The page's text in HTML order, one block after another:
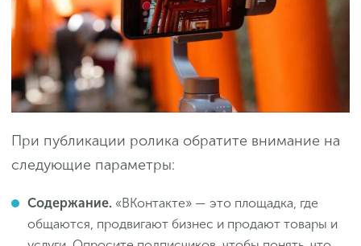
При публикации ролика обратите внимание на
следующие параметры:
Содержание. «ВКонтакте» — это площадка, где
общаются, продвигают бизнес и продают товары и